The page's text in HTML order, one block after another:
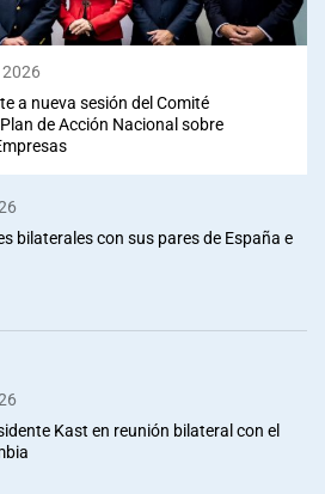
a nueva sesión del Comité
de Acción Nacional sobre
bilaterales con sus pares de España e
Kast en reunión bilateral con el